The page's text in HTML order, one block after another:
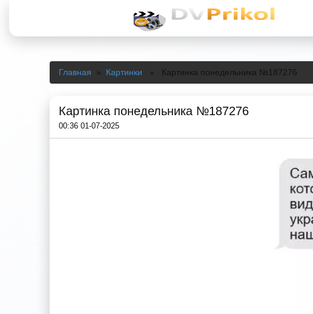
Главная » Картинки » Картинка понедельника №187276
Картинка понедельника №187276
00:36 01-07-2025